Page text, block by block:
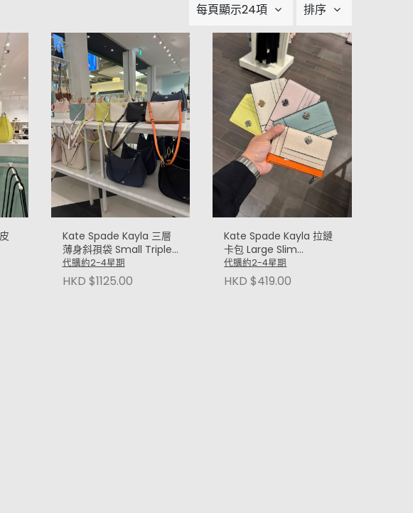
每頁顯示24項 排序
Kate Spade Kayla 三層
薄身斜孭袋 Small Triple
Compartment
Crossbody
代購約2-4星期
HKD $1125.00
Kate Spade Kayla 拉鏈
卡包 Large Slim
Cardholder
代購約2-4星期
HKD $419.00